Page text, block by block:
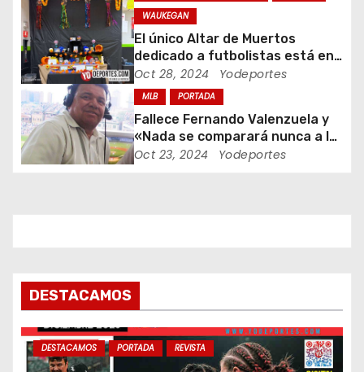
e
e
n
t
r
s
WAUKEGAN
El único Altar de Muertos
dedicado a futbolistas está en
Waukegan Indoor
Oct 28, 2024 Yodeportes
MLB PORTADA
Fallece Fernando Valenzuela y
«Nada se comparará nunca a la
Fernandomania» dijo Jaime
Oct 23, 2024 Yodeportes
DESTACAMOS
DESTACAMOS PORTADA REVISTA